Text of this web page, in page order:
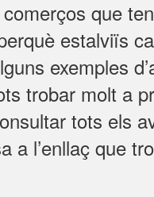
que
estalviïs
exemples
trobar molt a
tots els
a l’enllaç que